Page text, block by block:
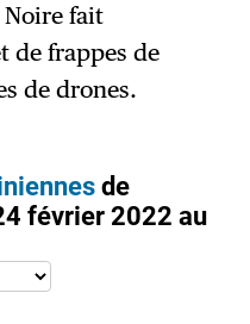
Noire fait
de frappes de
de drones.